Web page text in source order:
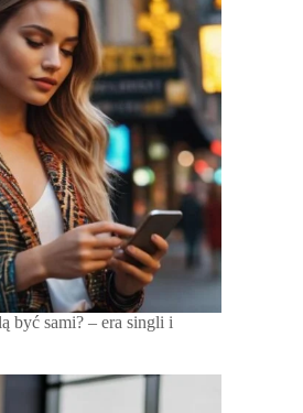
być sami? – era singli i